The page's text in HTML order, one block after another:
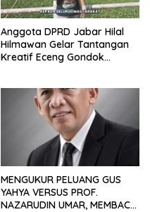
Anggota DPRD Jabar Hilal
Hilmawan Gelar Tantangan
Kreatif Eceng Gondok
MENGUKUR PELUANG GUS
YAHYA VERSUS PROF.
NAZARUDIN UMAR, MEMBACA